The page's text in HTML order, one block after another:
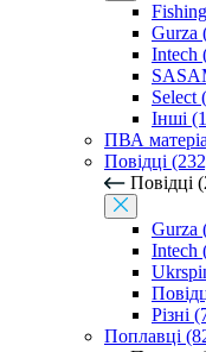
Gurza
Intech
Select
Інші
ПВА
Повідці
Повідці
Gurza
Intech
Різні
Поплавці